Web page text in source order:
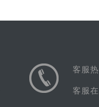
客服热
客服